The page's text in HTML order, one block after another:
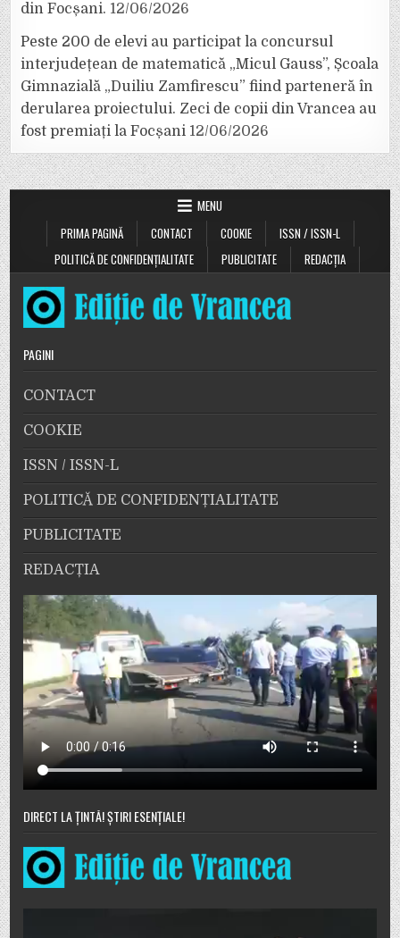
din Focșani. 12/06/2026
Peste 200 de elevi au participat la concursul
interjudețean de matematică „Micul Gauss”, Școala
Gimnazială „Duiliu Zamfirescu” fiind parteneră în
derularea proiectului. Zeci de copii din Vrancea au
fost premiați la Focșani 12/06/2026
MENU
PRIMA PAGINĂ
CONTACT COOKIE
ISSN / ISSN-L
POLITICĂ DE CONFIDENȚIALITATE
PUBLICITATE REDACȚIA
PAGINI
CONTACT
COOKIE
ISSN / ISSN-L
POLITICĂ DE CONFIDENȚIALITATE
PUBLICITATE
REDACȚIA
DIRECT LA ȚINTĂ! ȘTIRI ESENȚIALE!